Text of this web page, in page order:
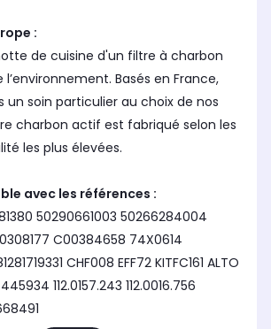
:
de cuisine d'un filtre à charbon
Basés en France,
un soin particulier au choix de nos
charbon actif est fabriqué selon les
les plus élevées.
avec les références :
50290661003 50266284004
C00384658 74X0614
CHF008 EFF72 KITFC161 ALTO
112.0157.243 112.0016.756